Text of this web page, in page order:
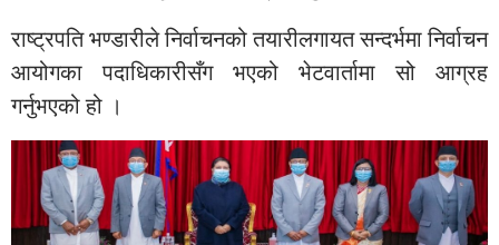
राष्ट्रपति भण्डारीले निर्वाचनको तयारीलगायत सन्दर्भमा निर्वाचन
आयोगका पदाधिकारीसँग भएको भेटवार्तामा सो आग्रह
गर्नुभएको हो ।